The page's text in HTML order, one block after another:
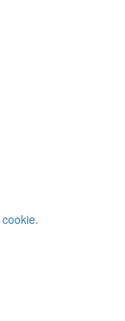
cookie.